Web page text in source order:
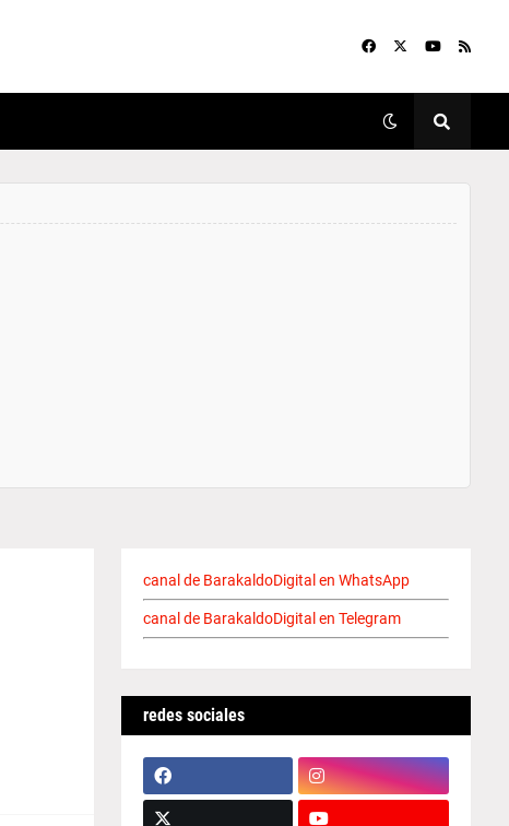
canal de BarakaldoDigital en WhatsApp
canal de BarakaldoDigital en Telegram
redes sociales